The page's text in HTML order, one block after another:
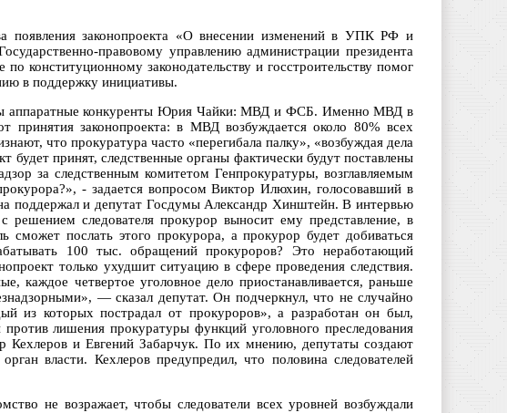
законопроекта «О внесении изменений в УПК РФ и
правовому управлению администрации президента
конституционному законодательству и госстроительству помог
в поддержку инициативы.
аппаратные конкуренты Юрия Чайки: МВД и ФСБ. Именно МВД в
принятия законопроекта: в МВД возбуждается около 80% всех
что прокуратура часто «перегибала палку», «возбуждая дела
принят, следственные органы фактически будут поставлены
за следственным комитетом Генпрокуратуры, возглавляемым
- задается вопросом Виктор Илюхин, голосовавший в
поддержал и депутат Госдумы Александр Хинштейн. В интервью
решением следователя прокурор выносит ему представление, в
сможет послать этого прокурора, а прокурор будет добиваться
100 тыс. обращений прокуроров? Это неработающий
только ухудшит ситуацию в сфере проведения следствия.
каждое четвертое уголовное дело приостанавливается, раньше
— сказал депутат. Он подчеркнул, что не случайно
из которых пострадал от прокуроров», а разработан он был,
лишения прокуратуры функций уголовного преследования
Кехлеров и Евгений Забарчук. По их мнению, депутаты создают
власти. Кехлеров предупредил, что половина следователей
не возражает, чтобы следователи всех уровней возбуждали